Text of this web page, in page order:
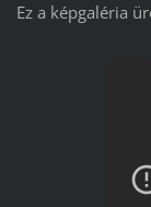
Ez a képgaléria